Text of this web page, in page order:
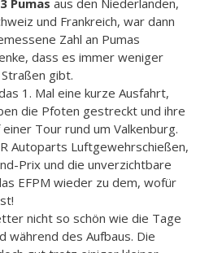
Pumas aus den Niederlanden,
und Frankreich, war dann
Zahl an Pumas
dass es immer weniger
gibt.
1. Mal eine kurze Ausfahrt,
die Pfoten gestreckt und ihre
Tour rund um Valkenburg.
Autoparts Luftgewehrschießen,
Prix und die unverzichtbare
EFPM wieder zu dem, wofür
nicht so schön wie die Tage
während des Aufbaus. Die